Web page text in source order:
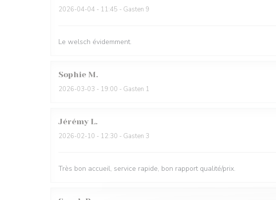
2026-04-04 - 11:45 - Gasten 9
Le welsch évidemment.
Sophie M
2026-03-03 - 19:00 - Gasten 1
Jérémy L
2026-02-10 - 12:30 - Gasten 3
Très bon accueil, service rapide, bon rapport qualité/prix.